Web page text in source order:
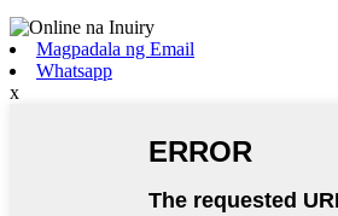
Magpadala ng Email
Whatsapp
x